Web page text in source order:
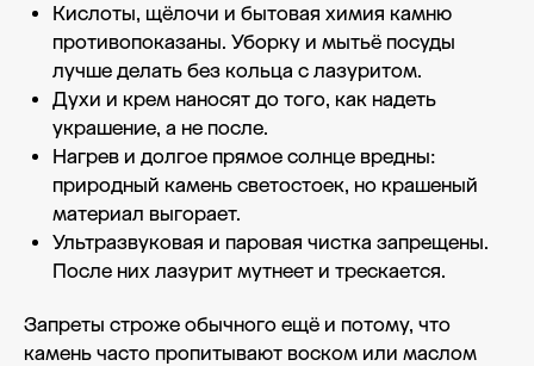
Кислоты, щёлочи и бытовая химия камню
противопоказаны. Уборку и мытьё посуды
лучше делать без кольца с лазуритом.
Духи и крем наносят до того, как надеть
украшение, а не после.
Нагрев и долгое прямое солнце вредны:
природный камень светостоек, но крашеный
материал выгорает.
Ультразвуковая и паровая чистка запрещены.
После них лазурит мутнеет и трескается.
Запреты строже обычного ещё и потому, что
камень часто пропитывают воском или маслом